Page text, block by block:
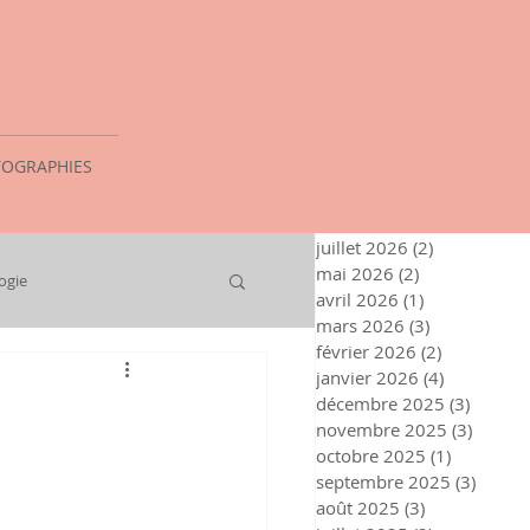
juillet 2026 (2)
mai 2026 (2)
avril 2026 (1)
mars 2026 (3)
février 2026 (2)
janvier 2026 (4)
décembre 2025 (3)
novembre 2025 (3)
octobre 2025 (1)
septembre 2025 (3)
août 2025 (3)